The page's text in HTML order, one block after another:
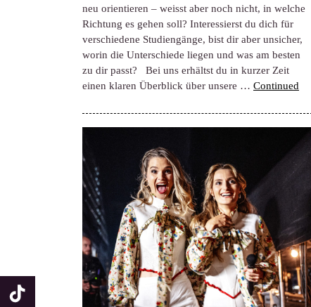
neu orientieren – weisst aber noch nicht, in welche
Richtung es gehen soll? Interessierst du dich für
verschiedene Studiengänge, bist dir aber unsicher,
worin die Unterschiede liegen und was am besten
zu dir passt? Bei uns erhältst du in kurzer Zeit
einen klaren Überblick über unsere … Continued